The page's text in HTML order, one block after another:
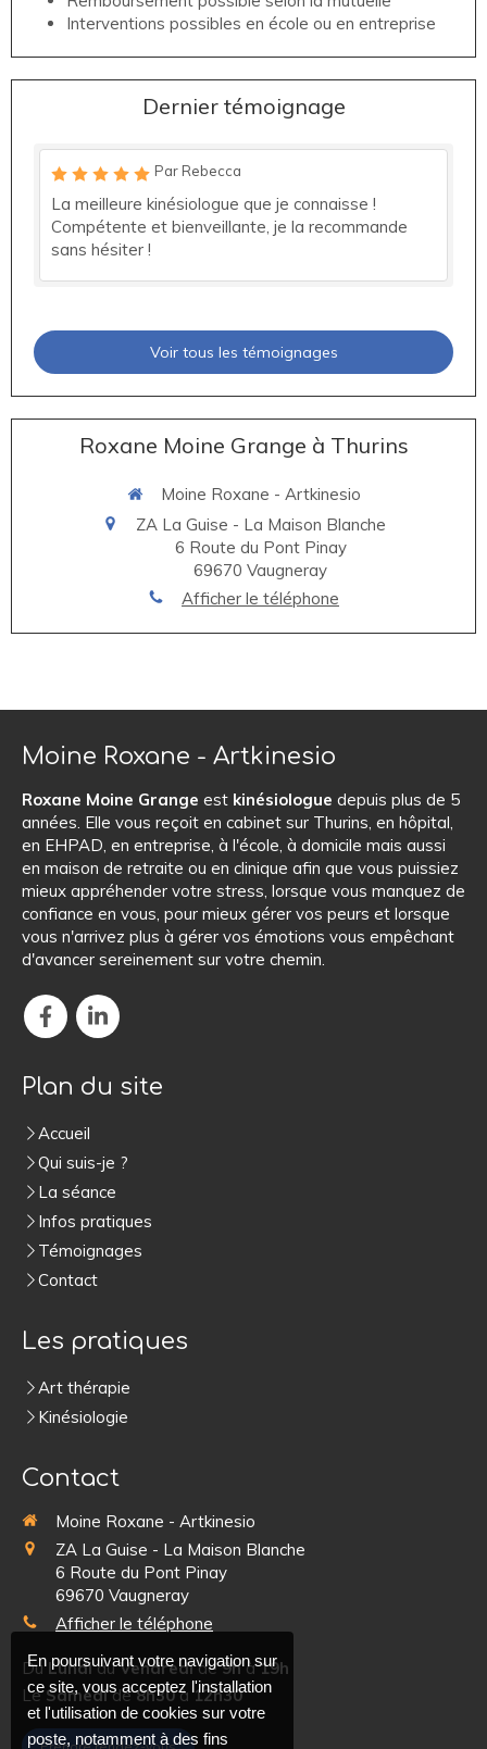
Interventions possibles en école ou en entreprise
Dernier témoignage
Par Rebecca
La meilleure kinésiologue que je connaisse !
Compétente et bienveillante, je la recommande
sans hésiter !
Voir tous les témoignages
Roxane Moine Grange à Thurins
Moine Roxane - Artkinesio
ZA La Guise - La Maison Blanche
6 Route du Pont Pinay
69670 Vaugneray
Afficher le téléphone
Moine Roxane - Artkinesio
Roxane Moine Grange est kinésiologue depuis plus de 5
années. Elle vous reçoit en cabinet sur Thurins, en hôpital,
en EHPAD, en entreprise, à l'école, à domicile mais aussi
en maison de retraite ou en clinique afin que vous puissiez
mieux appréhender votre stress, lorsque vous manquez de
confiance en vous, pour mieux gérer vos peurs et lorsque
vous n'arrivez plus à gérer vos émotions vous empêchant
d'avancer sereinement sur votre chemin.
Plan du site
Accueil
Qui suis-je ?
La séance
Infos pratiques
Témoignages
Contact
Les pratiques
Art thérapie
Kinésiologie
Contact
Moine Roxane - Artkinesio
ZA La Guise - La Maison Blanche
6 Route du Pont Pinay
69670 Vaugneray
Afficher le téléphone
DuLundiauVendredide9hà19h
LeSamedide8h30à12h30
En poursuivant votre navigation sur
ce site, vous acceptez l'installation
et l'utilisation de cookies sur votre
poste, notamment à des fins